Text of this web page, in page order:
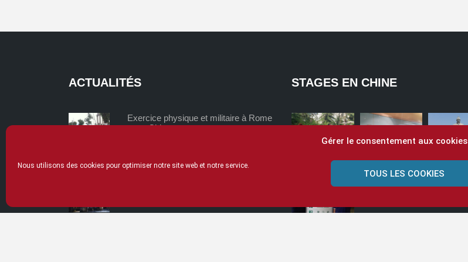
Gérer le consentement aux cookies
Nous utilisons des cookies pour optimiser notre site web et notre service.
TOUS LES COOKIES
ACTUALITÉS
Exercice physique et militaire à Rome
et en Chine
STAGES EN CHINE